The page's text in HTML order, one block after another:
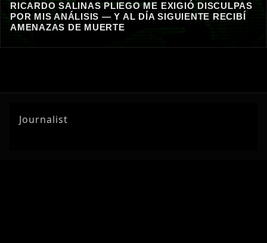
RICARDO SALINAS PLIEGO ME EXIGIÓ DISCULPAS
POR MIS ANÁLISIS — Y AL DÍA SIGUIENTE RECIBÍ
AMENAZAS DE MUERTE
Journalist